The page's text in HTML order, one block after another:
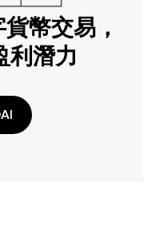
幣交易，
利潛力